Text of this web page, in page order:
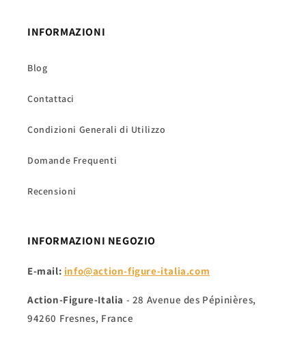
INFORMAZIONI
Blog
Contattaci
Condizioni Generali di Utilizzo
Domande Frequenti
Recensioni
INFORMAZIONI NEGOZIO
E-mail: info@action-figure-italia.com
Action-Figure-Italia - 28 Avenue des Pépinières,
94260 Fresnes, France